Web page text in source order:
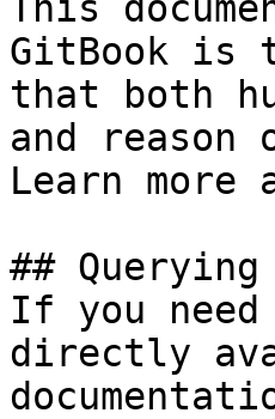
GitBook is
that both
and
Learn more
##
If you
directly